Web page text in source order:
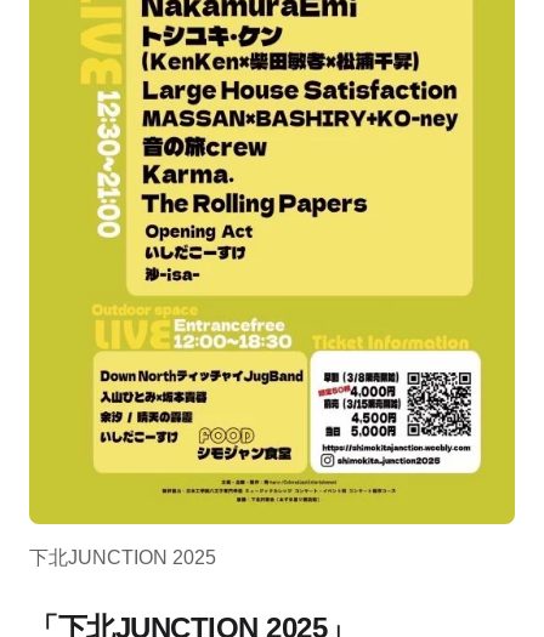
下北JUNCTION 2025
「下北JUNCTION 2025」